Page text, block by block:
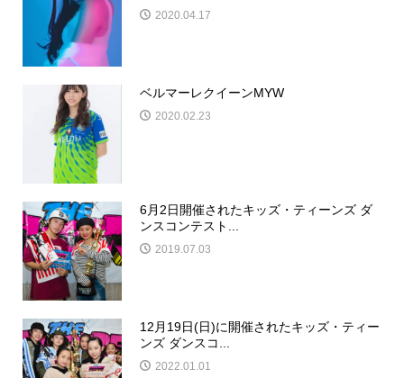
2020.04.17
ベルマーレクイーンMYW
2020.02.23
6月2日開催されたキッズ・ティーンズ ダ
ンスコンテスト...
2019.07.03
12月19日(日)に開催されたキッズ・ティー
ンズ ダンスコ...
2022.01.01